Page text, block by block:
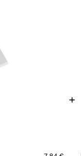
+